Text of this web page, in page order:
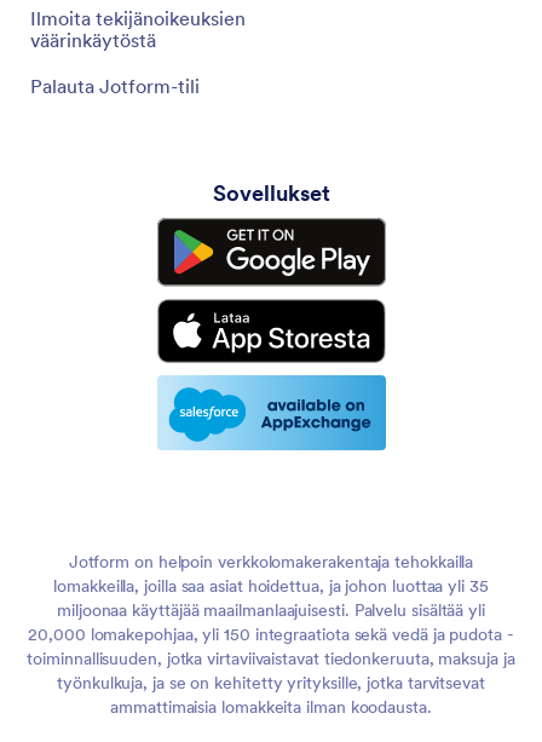
Ilmoita tekijänoikeuksien
väärinkäytöstä
Palauta Jotform-tili
Sovellukset
Jotform on helpoin verkkolomakerakentaja tehokkailla
lomakkeilla, joilla saa asiat hoidettua, ja johon luottaa yli 35
miljoonaa käyttäjää maailmanlaajuisesti. Palvelu sisältää yli
20,000 lomakepohjaa, yli 150 integraatiota sekä vedä ja pudota -
toiminnallisuuden, jotka virtaviivaistavat tiedonkeruuta, maksuja ja
työnkulkuja, ja se on kehitetty yrityksille, jotka tarvitsevat
ammattimaisia lomakkeita ilman koodausta.